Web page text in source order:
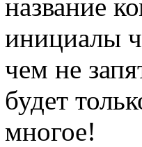
название
инициалы
чем не
будет
многое!